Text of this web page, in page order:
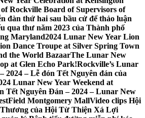
Rockville Board of Supervisors of
đàn thứ hai sau bầu cử để thảo luận
qua thư năm 2023 của Thành phố
Maryland2024 Lunar New Year Lion
Dance Troupe at Silver Spring Town
the World BazaarThe Lunar New
at Glen Echo Park!Rockville’s Lunar
2024 – Lễ đón Tết Nguyên đán của
Lunar New Year Weekend at
Tết Nguyên Đán – 2024 – Lunar New
Montgomery MallVideo clips Hội
của Hội Từ Thiện Xá Lợi